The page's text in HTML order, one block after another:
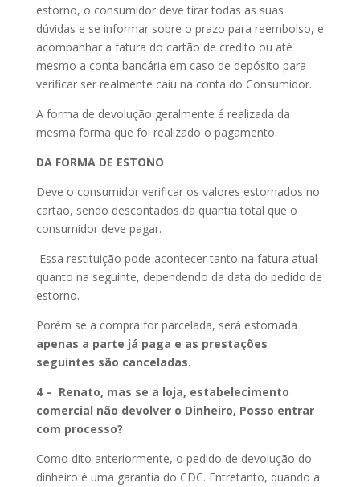
estorno, o consumidor deve tirar todas as suas
dúvidas e se informar sobre o prazo para reembolso, e
acompanhar a fatura do cartão de credito ou até
mesmo a conta bancária em caso de depósito para
verificar ser realmente caiu na conta do Consumidor.
A forma de devolução geralmente é realizada da
mesma forma que foi realizado o pagamento.
DA FORMA DE ESTONO
Deve o consumidor verificar os valores estornados no
cartão, sendo descontados da quantia total que o
consumidor deve pagar.
Essa restituição pode acontecer tanto na fatura atual
quanto na seguinte, dependendo da data do pedido de
estorno.
Porém se a compra for parcelada, será estornada
apenas a parte já paga e as prestações
seguintes são canceladas.
4 – Renato, mas se a loja, estabelecimento
comercial não devolver o Dinheiro, Posso entrar
com processo?
Como dito anteriormente, o pedido de devolução do
dinheiro é uma garantia do CDC. Entretanto, quando a